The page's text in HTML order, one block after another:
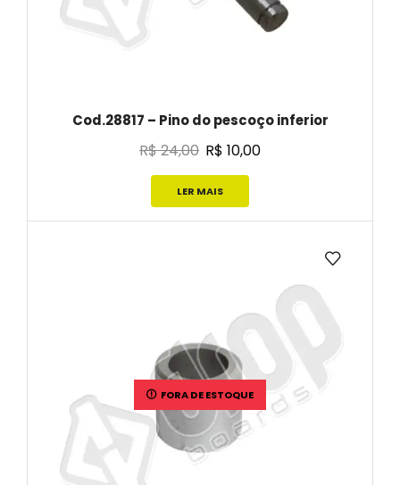
Cod.28817 – Pino do pescoço inferior
R$24,00 R$ 10,00
LER MAIS
FORA DE ESTOQUE